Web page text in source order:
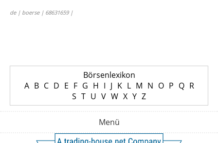
de | boerse | 68631659 |
Börsenlexikon
A B C D E F G H I J K L M N O P Q R
S T U V W X Y Z
Menü